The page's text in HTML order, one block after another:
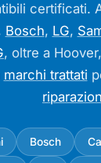
certificati.
Bosch, LG,
, oltre a
marchi trattati
Bosch